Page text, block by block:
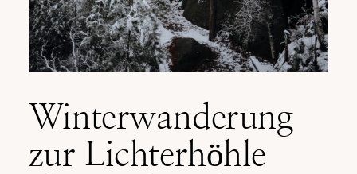
Winterwanderung
zur Lichterhöhle